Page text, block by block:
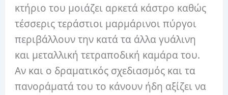
κτήριο του μοιάζει αρκετά κάστρο καθώς
τέσσερις τεράστιοι μαρμάρινοι πύργοι
περιβάλλουν την κατά τα άλλα γυάλινη
και μεταλλική τετραποδική καμάρα του.
Αν και ο δραματικός σχεδιασμός και τα
πανοράματά του το κάνουν ήδη αξίζει να